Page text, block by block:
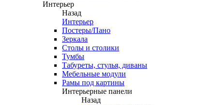
Интерьер
Назад
Интерьер
Постеры/Пано
Зеркала
Столы и столики
Тумбы
Табуреты, стулья, диваны
Мебельные модули
Рамы под картины
Интерьерные панели
Назад